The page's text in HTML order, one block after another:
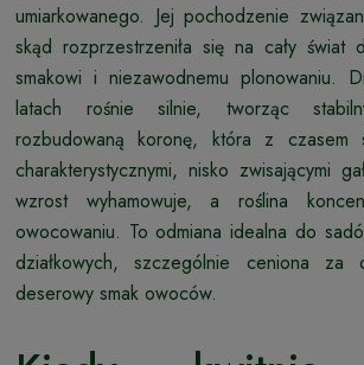
umiarkowanego. Jej pochodzenie
skąd rozprzestrzeniła się na cały świat
smakowi i niezawodnemu plonowaniu.
latach rośnie silnie, tworząc
rozbudowaną koronę, która z
charakterystycznymi, nisko zwisającymi
wzrost wyhamowuje, a roślina
owocowaniu. To odmiana idealna do
działkowych, szczególnie ceniona
deserowy smak owoców.